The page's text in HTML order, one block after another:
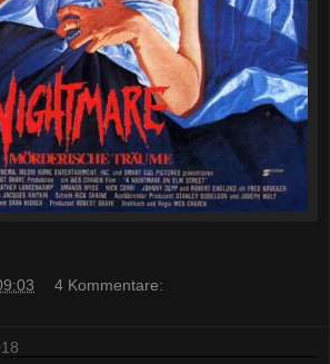
4 Kommentare: